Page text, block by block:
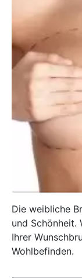
Die weibliche
und Schönheit.
Ihrer
Wohlbefinden.